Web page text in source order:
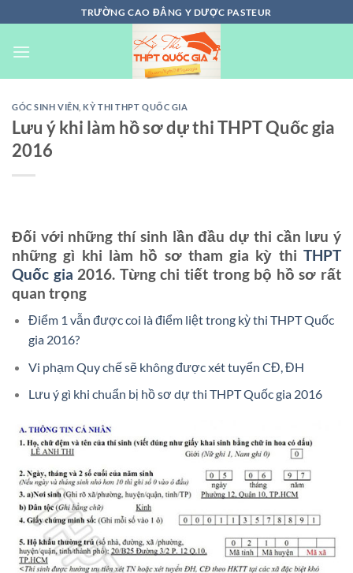
đến
nội
TRƯỜNG CAO ĐẲNG Y DƯỢC PASTEUR
GÓC SINH VIÊN KỲ THI THPT QUỐC GIA
Lưu ý khi làm hồ sơ dự thi THPT Quốc gia
2016
Đối với những thí sinh lần đầu dự thi cần lưu ý
những gì khi làm hồ sơ tham gia kỳ thi THPT
Quốc gia 2016. Từng chi tiết trong bộ hồ sơ rất
quan trọng
Điểm 1 vẫn được coi là điểm liệt trong kỳ thi THPT Quốc
gia 2016?
Vi phạm Quy chế sẽ không được xét tuyển CĐ, ĐH
Lưu ý gì khi chuẩn bị hồ sơ dự thi THPT Quốc gia 2016